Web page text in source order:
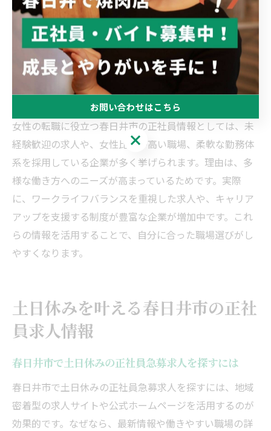
階的な研修や、個々のキャリアプランに合わせた仕事選
びが可能です。また、地元で安定して働きたい方にも適
しており、家庭やプライベートと両立しやすい点が支持
されています。
女性の転職に役立つ春日井市の正社員情報
女性の転職に役立つ春日井市の正社員情報としては、未
経験歓迎の求人や、女性比率が高い職場、柔軟な勤務体
系を採用している企業が多く挙げられます。理由は、多
様な働き方へのニーズが高まっているためです。実際
に、ワークライフバランスを重視した求人や、キャリア
アップを支援する制度が豊富な企業が増加中です。これ
らの情報を活用することで、自分に合った職場選びがし
やすくなります。
土日休みを叶える春日井市の正社
員求人情報
春日井市で土日休みの正社員急募求人を探すには
春日井市で土日休みの正社員急募求人を探すには、地域
密着型の求人サイトや公式ホームページを活用するのが
効果的です。なぜなら、最新情報や働きやすい職場の詳
お問い合わせはこちら
お問い合わせはこちら